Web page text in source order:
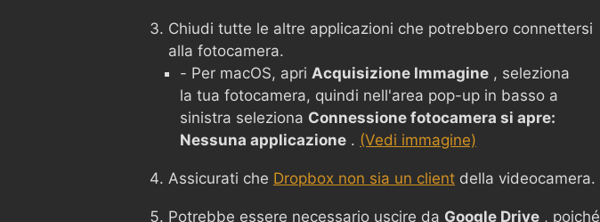
Chiudi tutte le altre applicazioni che potrebbero connettersi
alla fotocamera.
- Per macOS, apri Acquisizione Immagine , seleziona
la tua fotocamera, quindi nell'area pop-up in basso a
sinistra seleziona Connessione fotocamera si apre:
Nessuna applicazione . (Vedi immagine)
Assicurati che Dropbox non sia un client della videocamera.
Potrebbe essere necessario uscire da Google Drive , poiché